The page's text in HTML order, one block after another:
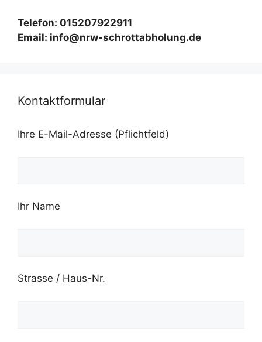
Telefon: 015207922911
Email: info@nrw-schrottabholung.de
Kontaktformular
Ihre E-Mail-Adresse (Pflichtfeld)
Ihr Name
Strasse / Haus-Nr.